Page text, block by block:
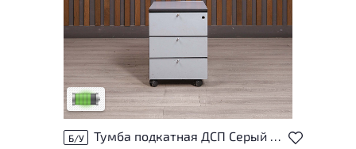
У товара присутствуют незначительные
следы эксплуатации, не влияющие на
удобство его использования
Низкая степень износа
Б/У Тумба подкатная ДСП Серый Россия